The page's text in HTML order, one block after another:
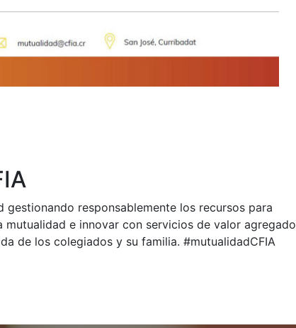
gestionando responsablemente los recursos para
mutualidad e innovar con servicios de valor agregado
de los colegiados y su familia. #mutualidadCFIA